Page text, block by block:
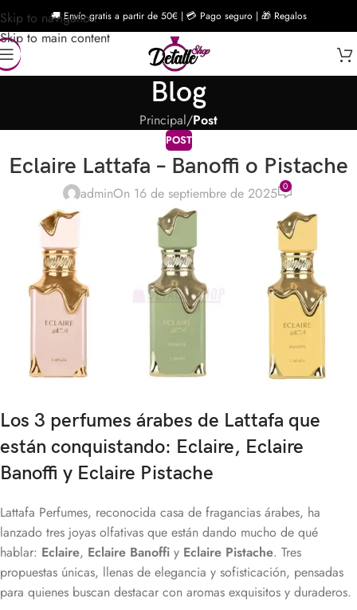
Skip to navigation
Skip to main content
🚚 Envío gratis a partir de 50€ | 💳 Pago seguro | 🎁 Regalos
Blog
Principal/Post
POST
Eclaire Lattafa – Banoffi o Pistache
adminOn 16 de septiembre de 2025 0
Los 3 perfumes árabes de Lattafa que
están conquistando: Eclaire, Eclaire
Banoffi y Eclaire Pistache
Lattafa Perfumes, reconocida casa de fragancias árabes, ha
lanzado tres joyas olfativas que están dando mucho de qué
hablar: Eclaire, Eclaire Banoffi y Eclaire Pistache. Tres
propuestas únicas, llenas de elegancia y sofisticación, pensadas
para quienes buscan destacar con aromas exquisitos y duraderos.